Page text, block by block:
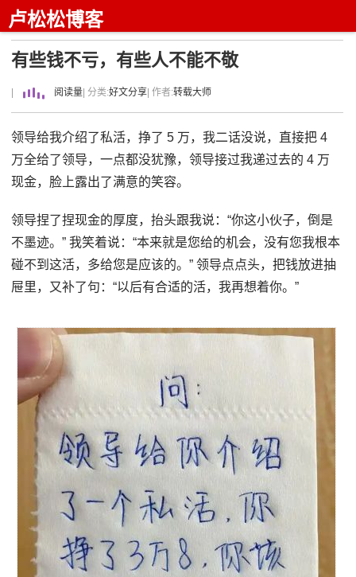
卢松松博客
有些钱不亏，有些人不能不敬
阅读量 | 分类:好文分享 | 作者:转载大师
领导给我介绍了私活，挣了 5 万，我二话没说，直接把 4
万全给了领导，一点都没犹豫，领导接过我递过去的 4 万
现金，脸上露出了满意的笑容。
领导捏了捏现金的厚度，抬头跟我说：“你这小伙子，倒是
不墨迹。” 我笑着说：“本来就是您给的机会，没有您我根本
碰不到这活，多给您是应该的。” 领导点点头，把钱放进抽
屉里，又补了句：“以后有合适的活，我再想着你。”